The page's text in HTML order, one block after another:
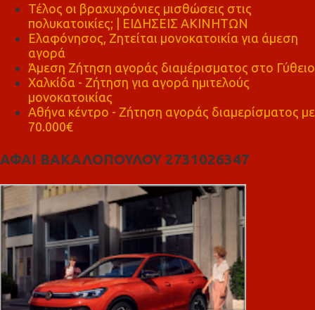
Τέλος οι βραχυχρόνιες μισθώσεις στις
πολυκατοικίες; | ΕΙΔΗΣΕΙΣ ΑΚΙΝΗΤΩΝ
Ελαφόνησος, Ζητείται μονοκατοικία για άμεση
αγορά
Άμεση Ζήτηση αγοράς διαμέρισματος στο Γύθειο
Χαλκίδα - Ζήτηση για αγορά ημιτελούς
μονοκατοικίας
Αθήνα κέντρο - Ζήτηση αγοράς διαμερίσματος με
70.000€
ΑΦΑΙ ΒΑΚΑΛΟΠΟΥΛΟΥ 2731026347